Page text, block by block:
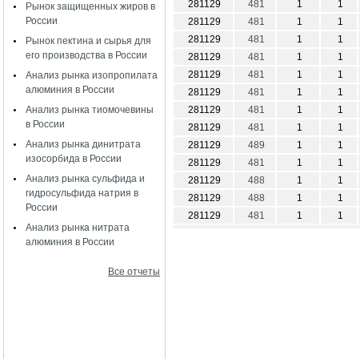
Рынок защищенных жиров в
России
Рынок пектина и сырья для
его производства в России
Анализ рынка изопропилата
алюминия в России
Анализ рынка тиомочевины
в России
Анализ рынка динитрата
изосорбида в России
Анализ рынка сульфида и
гидросульфида натрия в
России
Анализ рынка нитрата
алюминия в России
Все отчеты
281129 481 1 1
281129
481 1 1
281129
481 1 1
281129
481 1 1
281129
481 1 1
281129
481 1 1
281129
481 1 1
281129
481 1 1
281129
489 1 1
281129
481 1 1
281129
488 1 1
281129
488 1 1
281129
481 1 1